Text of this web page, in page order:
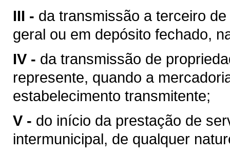
III - da transmissão a terceiro
geral ou em depósito fechado,
IV - da transmissão de
represente, quando a
estabelecimento transmitente;
V - do início da prestação de
intermunicipal, de qualquer